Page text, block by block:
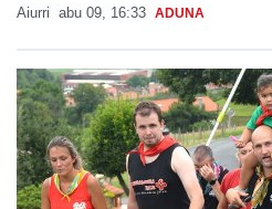
Aiurri abu 09, 16:33 ADUNA